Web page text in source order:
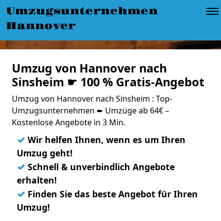
Umzugsunternehmen
Hannover
Umzug von Hannover nach
Sinsheim ☛ 100 % Gratis-Angebot
Umzug von Hannover nach Sinsheim : Top-
Umzugsunternehmen ➨ Umzüge ab 64€ –
Kostenlose Angebote in 3 Min.
✓ Wir helfen Ihnen, wenn es um Ihren
Umzug geht!
✓ Schnell & unverbindlich Angebote
erhalten!
✓ Finden Sie das beste Angebot für Ihren
Umzug!